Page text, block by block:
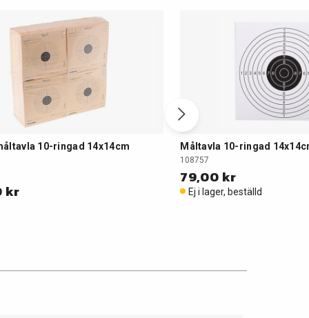
10-ringad 14x14cm
kr
Måltavla 10-ringad
108757
79,00 kr
Ej i lager, beställd